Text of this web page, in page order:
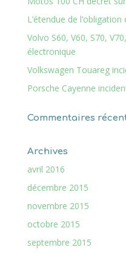
L’étendue de
Volvo S60, V60, S70,
électronique
Volkswagen Touareg
Porsche Cayenne
Commentaires
Archives
avril 2016
décembre 2015
novembre 2015
octobre 2015
septembre 2015